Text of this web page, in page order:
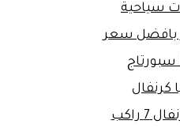
سياحية
بافضل سعر
سبورتاج
كرنفال
7 راكب